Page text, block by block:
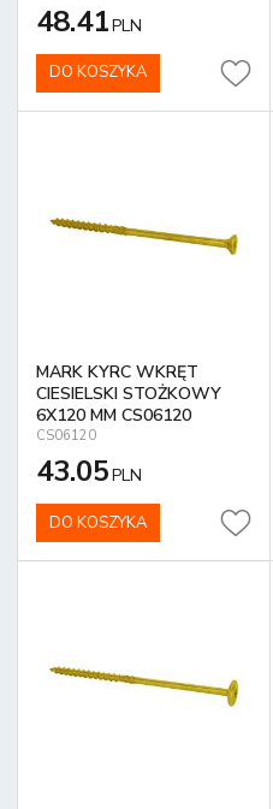
48.41PLN
DO KOSZYKA
MARK KYRC WKRĘT
CIESIELSKI STOŻKOWY
6X120 MM CS06120
CS06120
43.05PLN
DO KOSZYKA